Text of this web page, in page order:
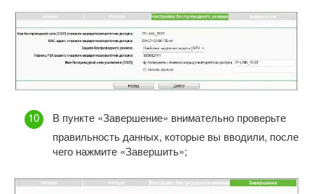
В пункте «Завершение» внимательно проверьте
правильность данных, которые вы вводили, после
чего нажмите «Завершить»;